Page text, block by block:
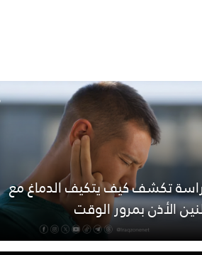
تكشف كيف يتكيف الدماغ مع
الأذن بمرور الوقت